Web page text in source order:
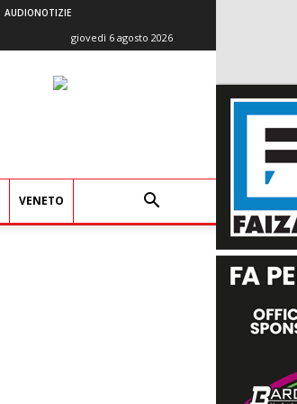
AUDIONOTIZIE
giovedì 6 agosto 2026
VENETO